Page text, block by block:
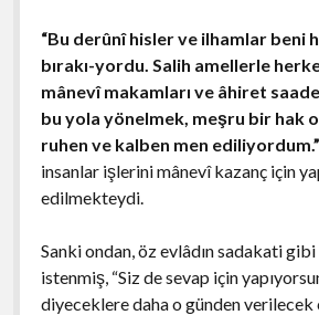
“Bu derûnî hisler ve ilhamlar beni
bırakı-yordu. Salih amellerle
mânevî makamları ve âhiret
bu yola yönelmek, meşru bir hak
ruhen ve kalben men ediliyordum.”
insanlar işlerini mânevî kazanç için
edilmekteydi.
Sanki ondan, öz evlâdın sadakati
istenmiş, “Siz de sevap için
diyeceklere daha o günden verilecek